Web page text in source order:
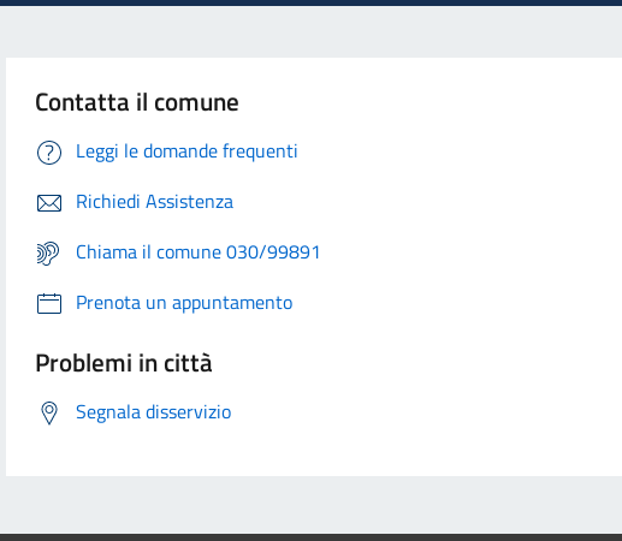
Contatta il comune
Leggi le domande frequenti
Richiedi Assistenza
Chiama il comune 030/99891
Prenota un appuntamento
Problemi in città
Segnala disservizio